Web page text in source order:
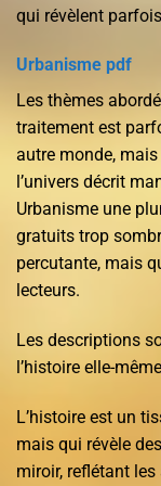
qui révèlent
Urbanisme pdf
Les thèmes
traitement est
autre monde,
l’univers décrit
Urbanisme une
gratuits trop
percutante, mais
lecteurs.
Les descriptions
l’histoire elle-
L’histoire est un
mais qui révèle
miroir, reflétant